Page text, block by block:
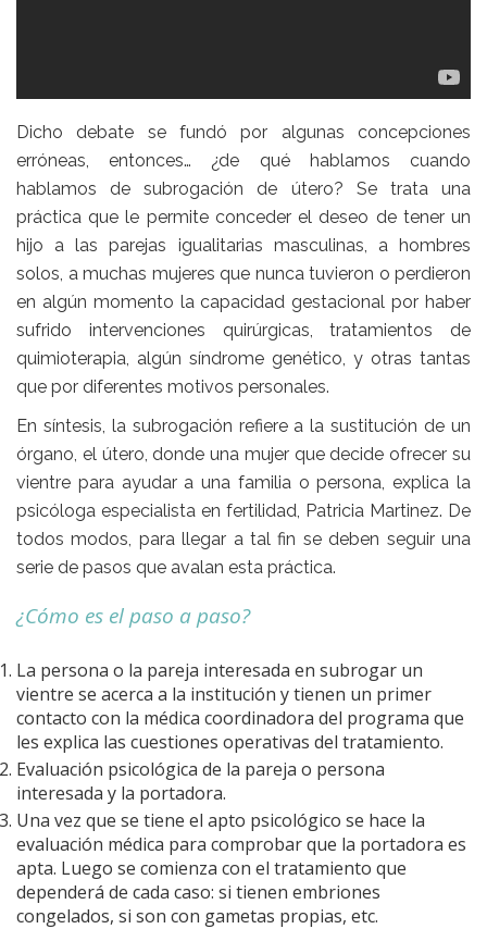
Dicho debate se fundó por algunas concepciones
erróneas, entonces… ¿de qué hablamos cuando
hablamos de subrogación de útero? Se trata una
práctica que le permite conceder el deseo de tener un
hijo a las parejas igualitarias masculinas, a hombres
solos, a muchas mujeres que nunca tuvieron o perdieron
en algún momento la capacidad gestacional por haber
sufrido intervenciones quirúrgicas, tratamientos de
quimioterapia, algún síndrome genético, y otras tantas
que por diferentes motivos personales.
En síntesis, la subrogación refiere a la sustitución de un
órgano, el útero, donde una mujer que decide ofrecer su
vientre para ayudar a una familia o persona, explica la
psicóloga especialista en fertilidad, Patricia Martinez. De
todos modos, para llegar a tal fin se deben seguir una
serie de pasos que avalan esta práctica.
¿Cómo es el paso a paso?
La persona o la pareja interesada en subrogar un
vientre se acerca a la institución y tienen un primer
contacto con la médica coordinadora del programa que
les explica las cuestiones operativas del tratamiento.
Evaluación psicológica de la pareja o persona
interesada y la portadora.
Una vez que se tiene el apto psicológico se hace la
evaluación médica para comprobar que la portadora es
apta. Luego se comienza con el tratamiento que
dependerá de cada caso: si tienen embriones
congelados, si son con gametas propias, etc.